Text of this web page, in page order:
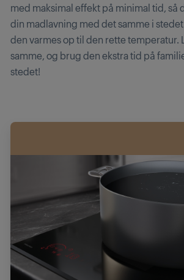
med maksimal effekt på minimal tid, så
din madlavning med det samme i
den varmes op til den rette temperatur.
samme, og brug den ekstra tid på
stedet!